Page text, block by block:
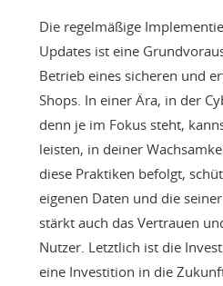
Die regelmäßige
Updates ist eine
Betrieb eines sicheren und
Shops. In einer Ära, in der
denn je im Fokus steht,
leisten, in deiner
diese Praktiken befolgt,
eigenen Daten und die
stärkt auch das Vertrauen
Nutzer. Letztlich ist die
eine Investition in die